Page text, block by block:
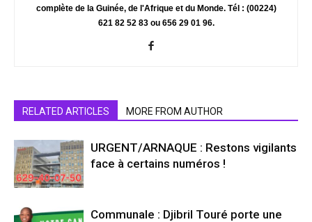
complète de la Guinée, de l'Afrique et du Monde. Tél : (00224)
621 82 52 83 ou 656 29 01 96.
RELATED ARTICLES MORE FROM AUTHOR
URGENT/ARNAQUE : Restons vigilants
face à certains numéros !
Communale : Djibril Touré porte une